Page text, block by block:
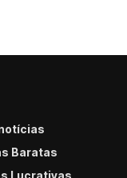
Baratas
Lucrativas